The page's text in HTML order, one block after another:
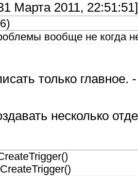
Марта 2011, 22:51:51]
)
вообще не когда
только главное.
несколько